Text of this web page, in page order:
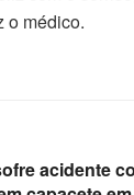
o médico.
acidente